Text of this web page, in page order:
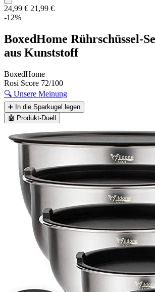
24,99 € 21,99 €
-12%
BoxedHome Rührschüssel-
aus Kunststoff
BoxedHome
Rosi Score 72/100
🔍 Unsere Meinung
➕ In die Sparkugel legen
🤖 Produkt-Duell